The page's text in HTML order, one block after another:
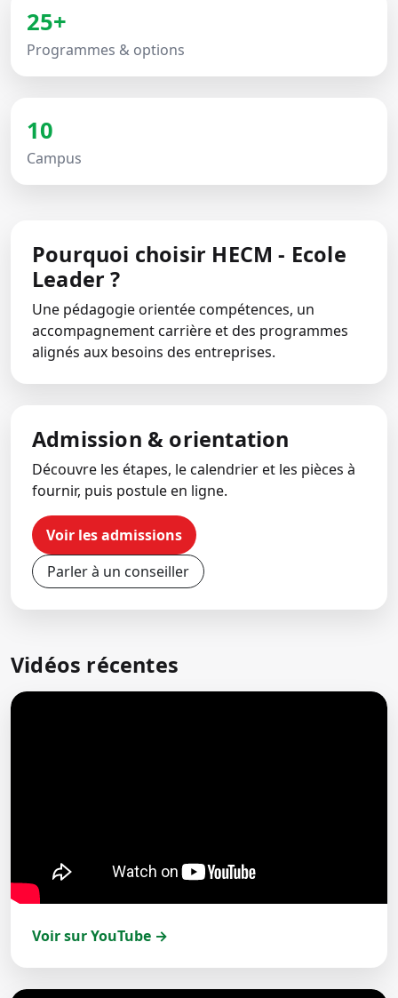
25+
Programmes & options
10
Campus
Pourquoi choisir HECM - Ecole
Leader ?
Une pédagogie orientée compétences, un
accompagnement carrière et des programmes
alignés aux besoins des entreprises.
Admission & orientation
Découvre les étapes, le calendrier et les pièces à
fournir, puis postule en ligne.
Voir les admissions
Parler à un conseiller
Vidéos récentes
Voir sur YouTube →